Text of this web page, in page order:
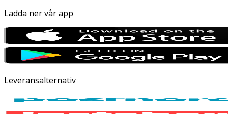
Ladda ner vår app
Leveransalternativ